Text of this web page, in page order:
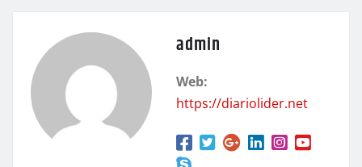
admin
Web:
https://diariolider.net